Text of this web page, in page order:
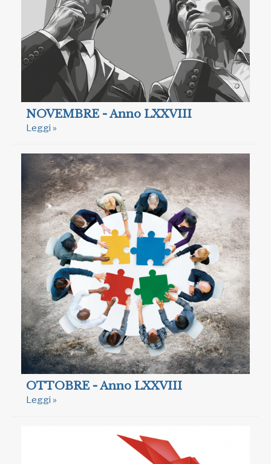
NOVEMBRE - Anno LXXVIII
Leggi »
OTTOBRE - Anno LXXVIII
Leggi »